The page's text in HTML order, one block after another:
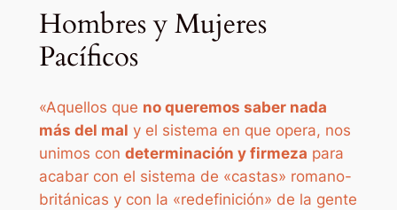
Hombres y Mujeres
Pacíficos
«Aquellos que no queremos saber nada
más del mal y el sistema en que opera, nos
unimos con determinación y firmeza para
acabar con el sistema de «castas» romano-
británicas y con la «redefinición» de la gente